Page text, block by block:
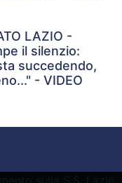
LAZIO -
il silenzio:
succedendo,
- VIDEO